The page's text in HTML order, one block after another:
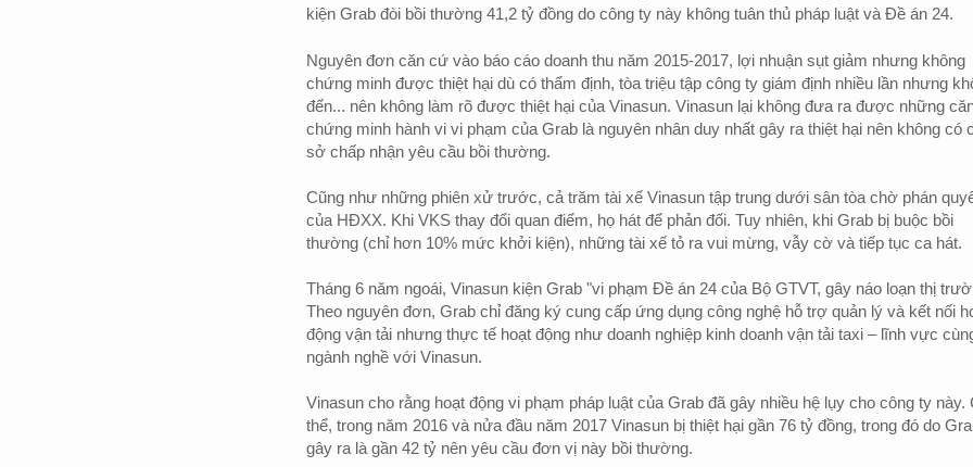
kiện Grab đòi bồi thường 41,2 tỷ đồng do công ty này không tuân thủ pháp luật và Đề án 24.
Nguyên đơn căn cứ vào báo cáo doanh thu năm 2015-2017, lợi nhuận sụt giảm nhưng không
chứng minh được thiệt hại dù có thẩm định, tòa triệu tập công ty giám định nhiều lần nhưng
đến... nên không làm rõ được thiệt hại của Vinasun. Vinasun lại không đưa ra được những
chứng minh hành vi vi phạm của Grab là nguyên nhân duy nhất gây ra thiệt hại nên không có
sở chấp nhận yêu cầu bồi thường.
Cũng như những phiên xử trước, cả trăm tài xế Vinasun tập trung dưới sân tòa chờ phán
của HĐXX. Khi VKS thay đổi quan điểm, họ hát để phản đối. Tuy nhiên, khi Grab bị buộc bồi
thường (chỉ hơn 10% mức khởi kiện), những tài xế tỏ ra vui mừng, vẫy cờ và tiếp tục ca hát.
Tháng 6 năm ngoái, Vinasun kiện Grab "vi phạm Đề án 24 của Bộ GTVT, gây náo loạn thị
Theo nguyên đơn, Grab chỉ đăng ký cung cấp ứng dụng công nghệ hỗ trợ quản lý và kết nối
động vận tải nhưng thực tế hoạt động như doanh nghiệp kinh doanh vận tải taxi – lĩnh vực
ngành nghề với Vinasun.
Vinasun cho rằng hoạt động vi phạm pháp luật của Grab đã gây nhiều hệ lụy cho công ty này.
thể, trong năm 2016 và nửa đầu năm 2017 Vinasun bị thiệt hại gần 76 tỷ đồng, trong đó do
gây ra là gần 42 tỷ nên yêu cầu đơn vị này bồi thường.